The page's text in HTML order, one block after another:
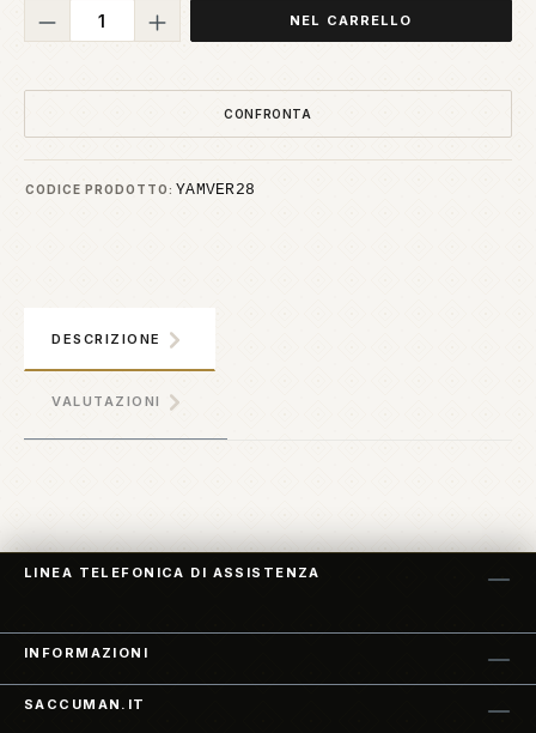
Quantità del prodotto: inserisci la
NEL CARRELLO
CONFRONTA
CODICE PRODOTTO: YAMVER28
DESCRIZIONE
VALUTAZIONI
LINEA TELEFONICA DI ASSISTENZA
INFORMAZIONI
SACCUMAN.IT